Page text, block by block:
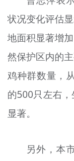
状况变化评估
地面积显著增
然保护区内的
鸡种群数量，
的500只左右
显著。
另外，本